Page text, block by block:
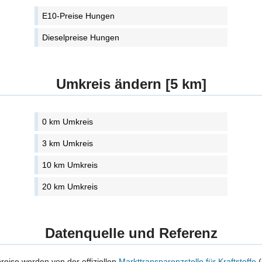
E10-Preise Hungen
Dieselpreise Hungen
Umkreis ändern [5 km]
0 km Umkreis
3 km Umkreis
10 km Umkreis
20 km Umkreis
Datenquelle und Referenz